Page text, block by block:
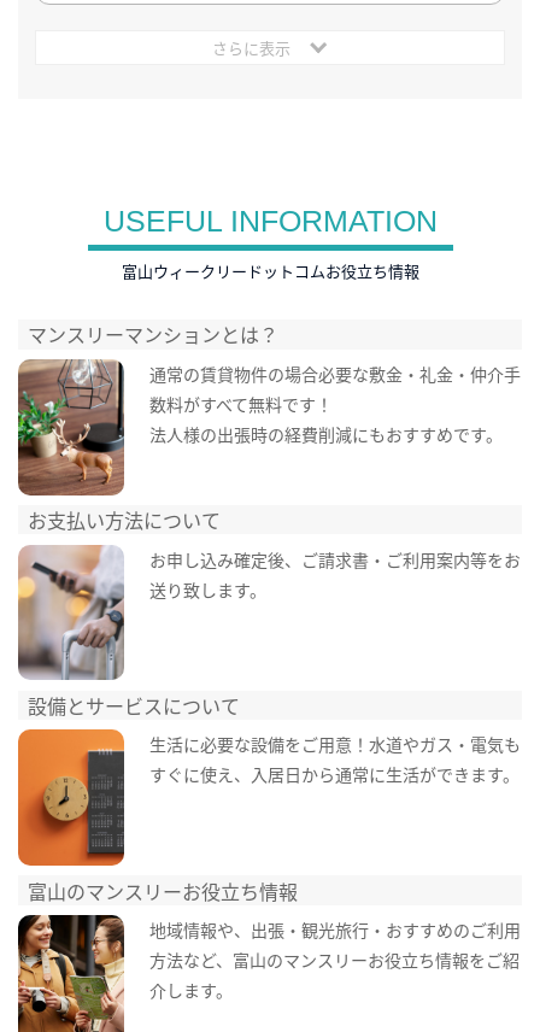
さらに表示
USEFUL INFORMATION
富山ウィークリードットコムお役立ち情報
マンスリーマンションとは？
通常の賃貸物件の場合必要な敷金・礼金・仲介手
数料がすべて無料です！
法人様の出張時の経費削減にもおすすめです。
お支払い方法について
お申し込み確定後、ご請求書・ご利用案内等をお
送り致します。
設備とサービスについて
生活に必要な設備をご用意！水道やガス・電気も
すぐに使え、入居日から通常に生活ができます。
富山のマンスリーお役立ち情報
地域情報や、出張・観光旅行・おすすめのご利用
方法など、富山のマンスリーお役立ち情報をご紹
介します。